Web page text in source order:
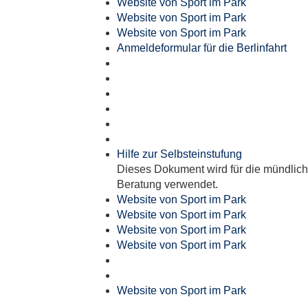
Website von Sport im Park
Website von Sport im Park
Website von Sport im Park
Anmeldeformular für die Berlinfahrt
Hilfe zur Selbsteinstufung
Dieses Dokument wird für die
Beratung verwendet.
Website von Sport im Park
Website von Sport im Park
Website von Sport im Park
Website von Sport im Park
Website von Sport im Park